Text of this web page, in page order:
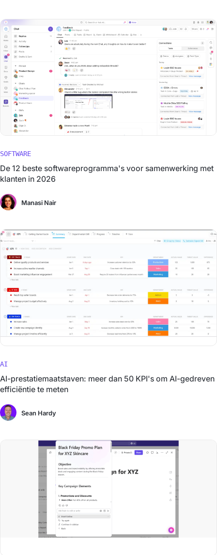
SOFTWARE
De 12 beste softwareprogramma's voor samenwerking met
klanten in 2026
Manasi Nair
AI
AI-prestatiemaatstaven: meer dan 50 KPI's om AI-gedreven
efficiëntie te meten
Sean Hardy